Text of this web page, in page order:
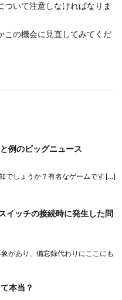
ついて注意しなければなりま
この機会に見直してみてくだ
例のビッグニュース
でしょうか？有名なゲームです […]
イッチの接続時に発生した問
があり、備忘録代わりにここにも
本当？